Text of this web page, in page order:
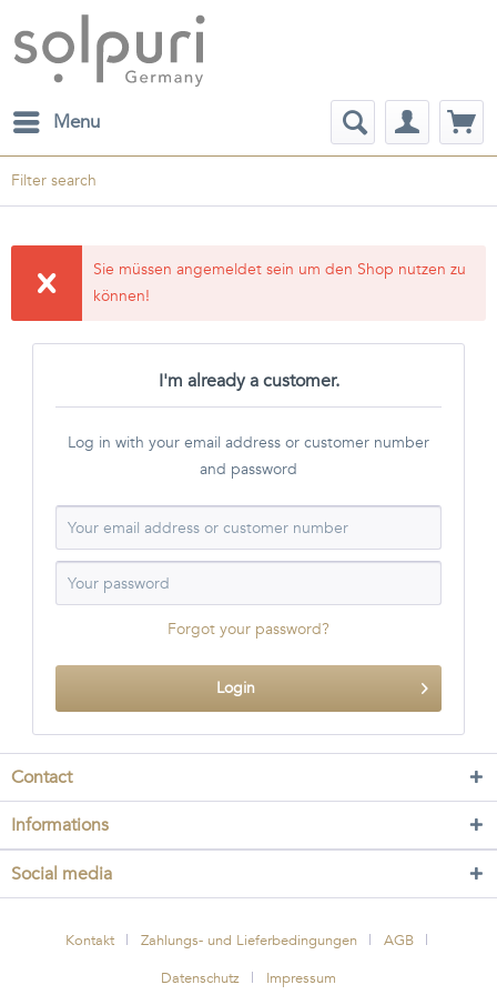
Menu
Filter search
Sie müssen angemeldet sein um den Shop nutzen zu
können!
I'm already a customer.
Log in with your email address or customer number
and password
Forgot your password?
Login
Contact
Informations
Social media
Kontakt Zahlungs- und Lieferbedingungen
AGB
Datenschutz
Impressum